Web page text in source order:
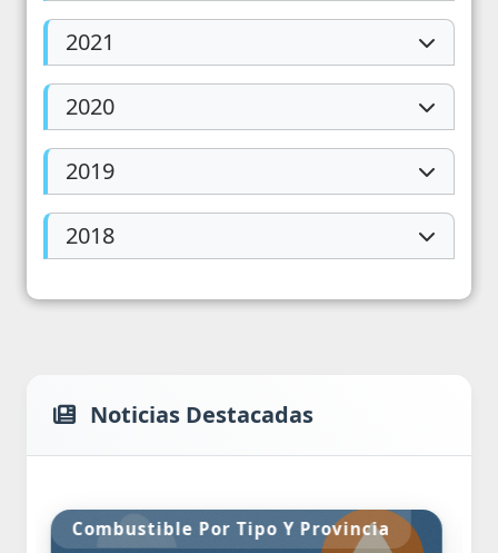
2021
2020
2019
2018
Noticias Destacadas
Y Provincia Supermercados